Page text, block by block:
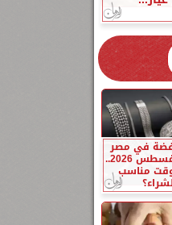
في مصر
اليوم 5 أغسطس 2026..
مناسب